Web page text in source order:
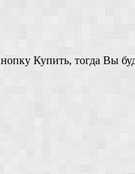
Купить, тогда Вы